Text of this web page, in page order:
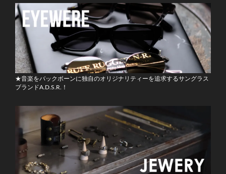
★音楽をバックボーンに独自のオリジナリティーを追求するサングラス
ブランドA.D.S.R.！